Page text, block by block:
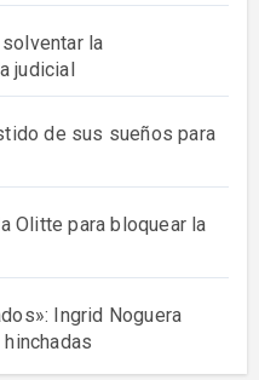
la
judicial
de sus sueños para
Olitte para bloquear la
Ingrid Noguera